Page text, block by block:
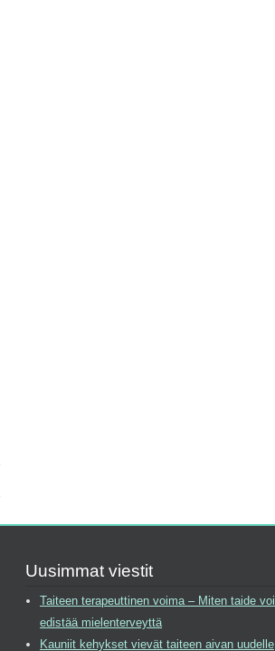
Uusimmat viestit
Taiteen terapeuttinen voima – Miten taide voi
edistää mielenterveyttä
Kauniit kehykset vievät taiteen aivan uudelle